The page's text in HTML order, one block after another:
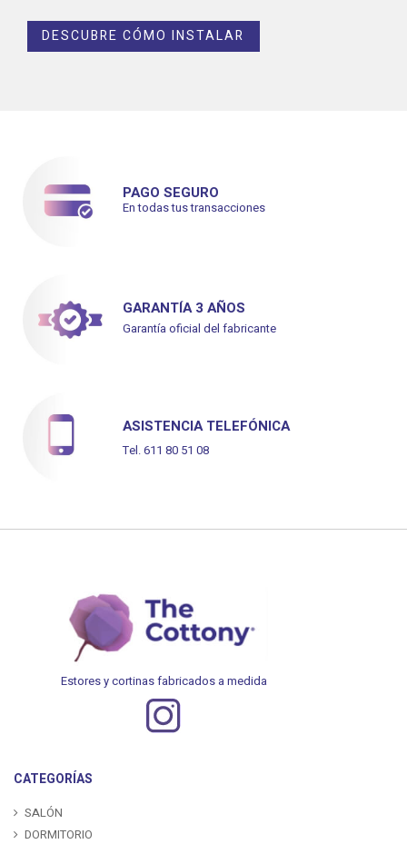
DESCUBRE CÓMO INSTALAR
PAGO SEGURO
En todas tus transacciones
GARANTÍA 3 AÑOS
Garantía oficial del fabricante
ASISTENCIA TELEFÓNICA
Tel. 611 80 51 08
Estores y cortinas fabricados a medida
CATEGORÍAS
SALÓN
DORMITORIO